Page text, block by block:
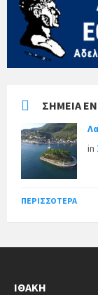
ΣΗΜΕΊΑ
in
ΠΕΡΙΣΣΌΤΕΡΑ
ΙΘΆΚΗ